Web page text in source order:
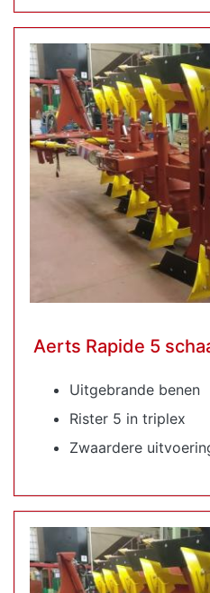
Aerts Rapide 5
Uitgebrande benen
Rister 5 in triplex
Zwaardere